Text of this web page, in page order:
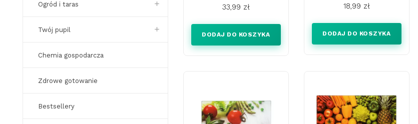
Ogród i taras
Twój pupil
Chemia gospodarcza
Zdrowe gotowanie
Bestsellery
Cena
33,99 zł
DODAJ DO KOSZYKA
Cena
18,99 zł
DODAJ DO KOSZYKA